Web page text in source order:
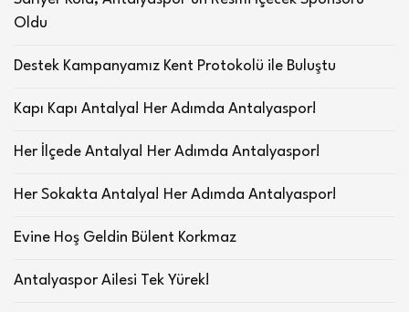
Oldu
Destek Kampanyamız Kent Protokolü ile Buluştu
Kapı Kapı Antalya! Her Adımda Antalyaspor!
Her İlçede Antalya! Her Adımda Antalyaspor!
Her Sokakta Antalya! Her Adımda Antalyaspor!
Evine Hoş Geldin Bülent Korkmaz
Antalyaspor Ailesi Tek Yürek!